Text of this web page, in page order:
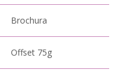
Brochura
Offset 75g